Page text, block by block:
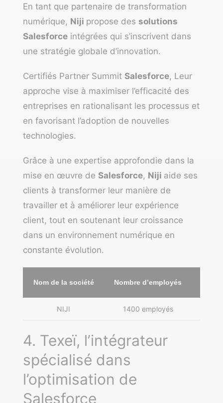
En tant que partenaire de transformation
numérique, Niji propose des solutions
Salesforce intégrées qui s’inscrivent dans
une stratégie globale d’innovation.
Certifiés Partner Summit Salesforce, Leur
approche vise à maximiser l’efficacité des
entreprises en rationalisant les processus et
en favorisant l’adoption de nouvelles
technologies.
Grâce à une expertise approfondie dans la
mise en œuvre de Salesforce, Niji aide ses
clients à transformer leur manière de
travailler et à améliorer leur expérience
client, tout en soutenant leur croissance
dans un environnement numérique en
constante évolution.
Nom de la société Nombre d’employés
NIJI 1400 employés
4. Texeï, l’intégrateur
spécialisé dans
l’optimisation de
Salesforce